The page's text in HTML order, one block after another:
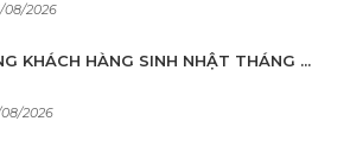
08/2026
KHÁCH HÀNG SINH NHẬT THÁNG ...
08/2026